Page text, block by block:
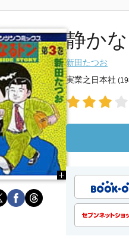
静か
新田たつお
実業之日本社